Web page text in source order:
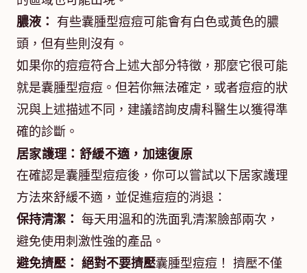
膿液： 有些囊腫型痘痘可能會有白色或黃色的膿
頭，但有些則沒有。
如果你的痘痘符合上述大部分特徵，那麼它很可能
就是囊腫型痘痘。但若你無法確定，或者痘痘的狀
況與上述描述不同，建議諮詢皮膚科醫生以獲得準
確的診斷。
居家護理：舒緩不適，加速復原
在確認是囊腫型痘痘後，你可以嘗試以下居家護理
方法來舒緩不適，並促進痘痘的消退：
保持清潔： 每天用溫和的洗面乳清潔臉部兩次，
避免使用刺激性強的產品。
避免擠壓： 絕對不要擠壓囊腫型痘痘！ 擠壓不僅